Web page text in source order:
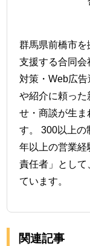
群馬県前橋市
支援する合同
対策・Web広
や紹介に頼っ
せ・商談が生ま
す。 300以上の
年以上の営業
責任者」として
ています。
関連記事